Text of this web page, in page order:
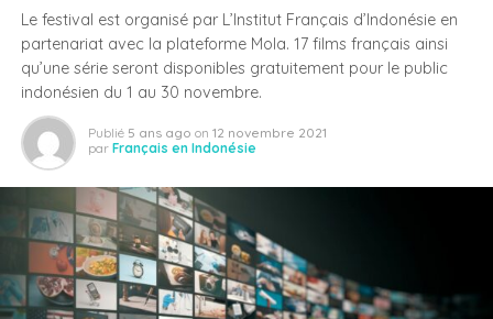
Le festival est organisé par L’Institut Français d’Indonésie en
partenariat avec la plateforme Mola. 17 films français ainsi
qu’une série seront disponibles gratuitement pour le public
indonésien du 1 au 30 novembre.
Publié 5 ans ago on 12 novembre 2021
par Français en Indonésie